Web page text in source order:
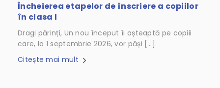
Încheierea etapelor de înscriere a copiilor
în clasa I
Dragi părinți, Un nou început îi așteaptă pe copiii
care, la 1 septembrie 2026, vor păși […]
Citește mai mult